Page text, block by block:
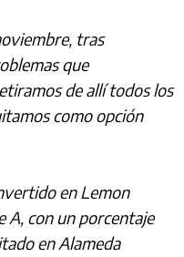
tras
que
de allí todos los
como opción
en Lemon
A, con un porcentaje
en Alameda